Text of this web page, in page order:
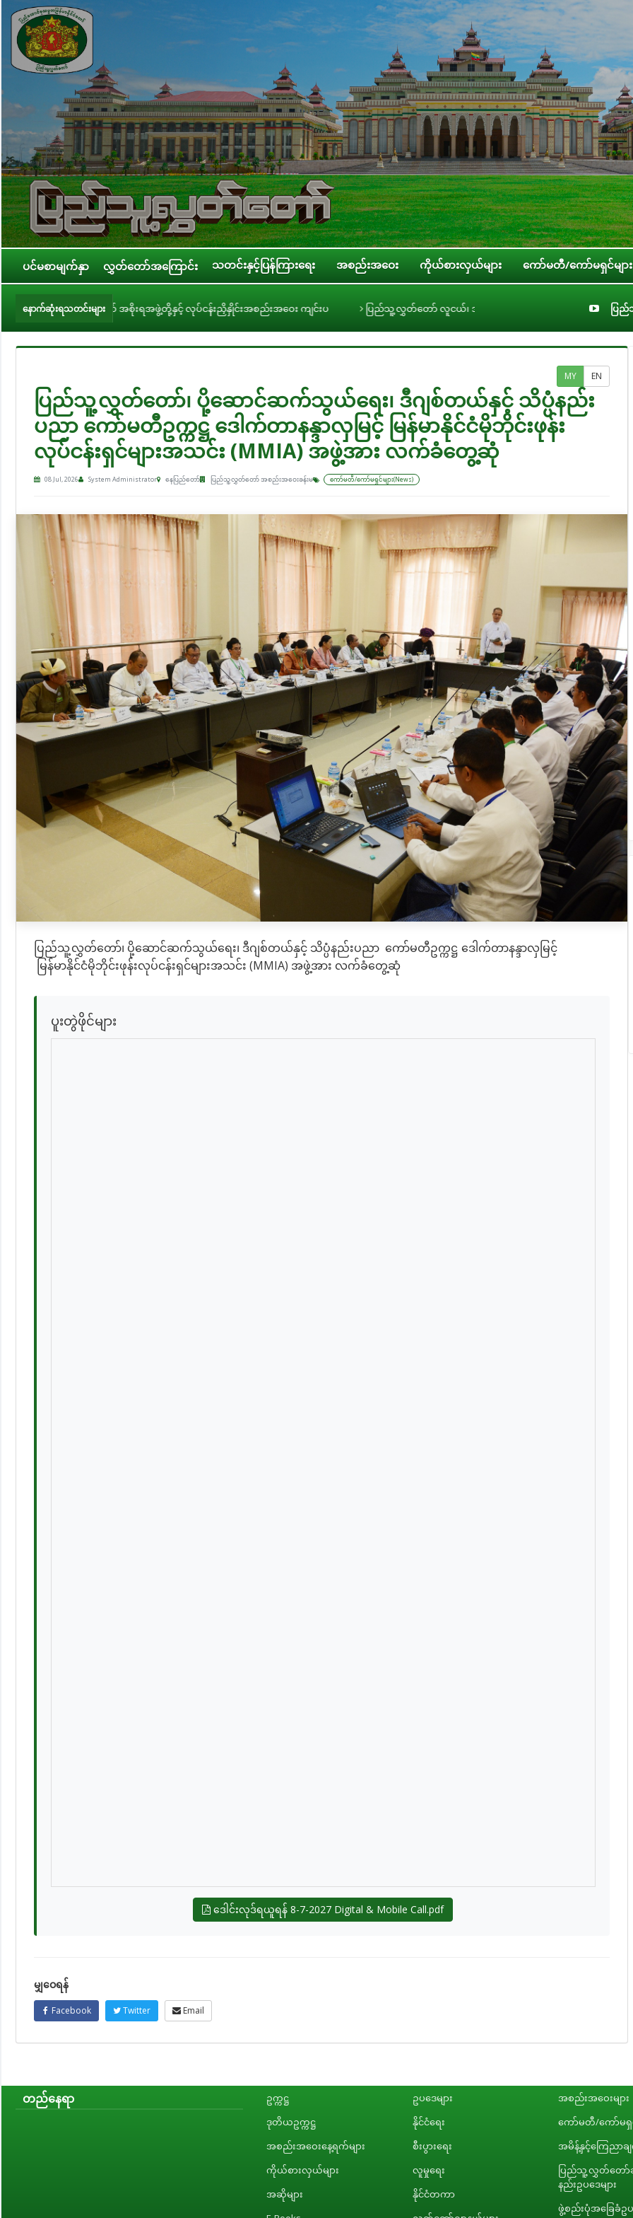
ပင်မစာမျက်နှာ လွှတ်တော်အကြောင်း သတင်းနှင့်ပြန်ကြားရေး အစည်းအဝေး ကိုယ်စားလှယ်များ ကော်မတီ/ကော်မရှင်များ
နောက်ဆုံးရသတင်းများ
းရအဖွဲ့တို့နှင့် လုပ်ငန်းညှိနှိုင်းအစည်းအဝေး ကျင်းပ ပြည်သူ့လွှတ်တော် လူငယ်၊ အမျိုးသမီး၊ ကလေးသူငယ်နှင့် သက်ကြီးရွယ်အို အခွင့်အရေးဆိုင်ရာ ကော်မတီဥက္ကပြ
MY EN
ပြည်သူ့လွှတ်တော်၊ ပို့ဆောင်ဆက်သွယ်ရေး၊ ဒီဂျစ်တယ်နှင့် သိပ္ပံနည်း
ပညာ ကော်မတီဥက္ကဋ္ဌ ဒေါက်တာနန္ဒာလှမြင့် မြန်မာနိုင်ငံမိုဘိုင်းဖုန်း
လုပ်ငန်းရှင်များအသင်း (MMIA) အဖွဲ့အား လက်ခံတွေ့ဆုံ
08 Jul, 2026 System Administrator နေပြည်တော် ပြည်သူ့လွှတ်တော် အစည်းအဝေးခန်းမ ကော်မတီ/ကော်မရှင်များ(News)
ပြည်သူ့လွှတ်တော်၊ ပို့ဆောင်ဆက်သွယ်ရေး၊ ဒီဂျစ်တယ်နှင့် သိပ္ပံနည်းပညာ ကော်မတီဥက္ကဋ္ဌ ဒေါက်တာနန္ဒာလှမြင့်
မြန်မာနိုင်ငံမိုဘိုင်းဖုန်းလုပ်ငန်းရှင်များအသင်း (MMIA) အဖွဲ့အား လက်ခံတွေ့ဆုံ
ပူးတွဲဖိုင်များ
ဒေါင်းလုဒ်ရယူရန် 8-7-2027 Digital & Mobile Call.pdf
မျှဝေရန်
Facebook Twitter Email
တည်နေရာ
ဥက္ကဋ္ဌ
ဒုတိယဥက္ကဋ္ဌ
အစည်းအဝေးနေ့ရက်များ
ကိုယ်စားလှယ်များ
အဆိုများ
ဥပဒေများ
နိုင်ငံရေး
စီးပွားရေး
လူမှုရေး
နိုင်ငံတကာ
အစည်းအဝေးများ
ကော်မတီ/ကော်မရှင်
အမိန့်နှင့်ကြေညာချ
ပြည်သူ့လွှတ်တော်
နည်းဥပဒေများ
ဖွဲ့စည်းပုံအခြေခံဥပ